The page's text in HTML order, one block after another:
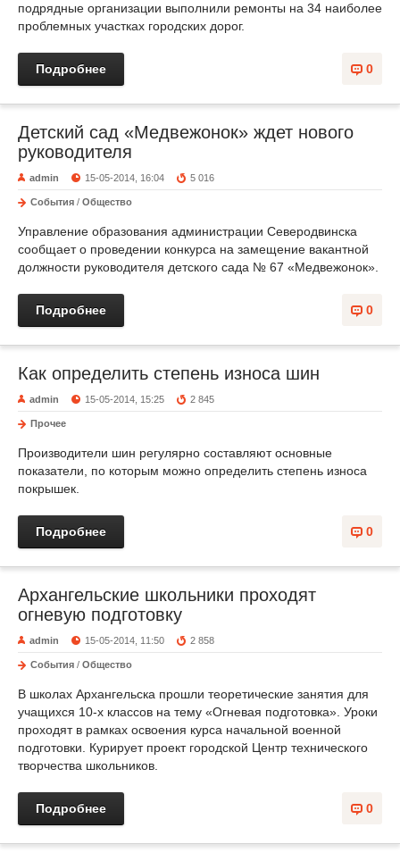
подрядные организации выполнили ремонты на 34 наиболее
проблемных участках городских дорог.
0
Подробнее
Детский сад «Медвежонок» ждет нового
руководителя
admin 15-05-2014, 16:04 5 016
События / Общество
Управление образования администрации Северодвинска
сообщает о проведении конкурса на замещение вакантной
должности руководителя детского сада № 67 «Медвежонок».
0
Подробнее
Как определить степень износа шин
admin 15-05-2014, 15:25 2 845
Прочее
Производители шин регулярно составляют основные
показатели, по которым можно определить степень износа
покрышек.
0
Подробнее
Архангельские школьники проходят
огневую подготовку
admin 15-05-2014, 11:50 2 858
События / Общество
В школах Архангельска прошли теоретические занятия для
учащихся 10-х классов на тему «Огневая подготовка». Уроки
проходят в рамках освоения курса начальной военной
подготовки. Курирует проект городской Центр технического
творчества школьников.
0
Подробнее